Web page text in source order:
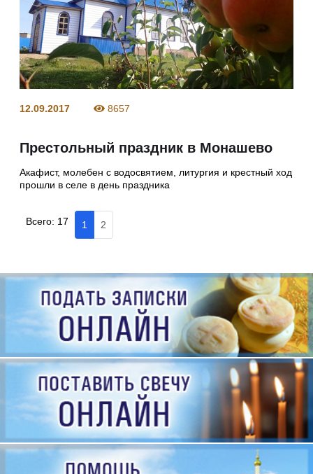
12.09.2017 8657
Престольный праздник в Монашево
Акафист, молебен с водосвятием, литургия и крестный ход
прошли в селе в день праздника
Всего: 17 1 2